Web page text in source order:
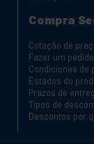
Compra
Cotação de
Fazer um pedido
Condiciones de
Estados do
Prazos de
Tipos de
Descontos por